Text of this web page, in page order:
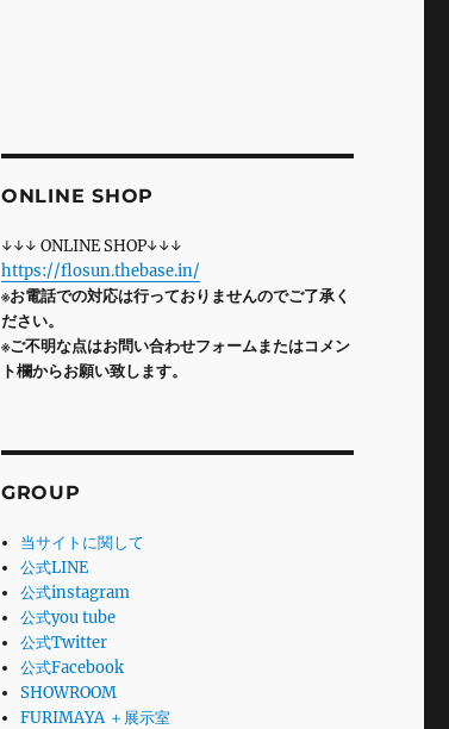
ONLINE SHOP
↓↓↓ ONLINE SHOP↓↓↓
https://flosun.thebase.in/
※お電話での対応は行っておりませんのでご了承く
ださい。
※ご不明な点はお問い合わせフォームまたはコメン
ト欄からお願い致します。
GROUP
当サイトに関して
公式LINE
公式instagram
公式you tube
公式Twitter
公式Facebook
SHOWROOM
FURIMAYA ＋展示室